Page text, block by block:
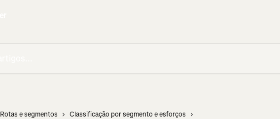
Rotas e segmentos
Classificação por segmento e esforços